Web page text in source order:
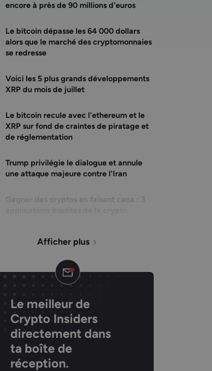
encore à près de 90 millions d'euros
Le bitcoin dépasse les 64 000 dollars
alors que le marché des cryptomonnaies
se redresse
Voici les 5 plus grands développements
XRP du mois de juillet
Le bitcoin recule avec l'ethereum et le
XRP sur fond de craintes de piratage et
de réglementation
Trump privilégie le dialogue et annule
une attaque majeure contre l'Iran
Afficher plus
Le meilleur de
Crypto Insiders
directement dans
ta boîte de
réception.